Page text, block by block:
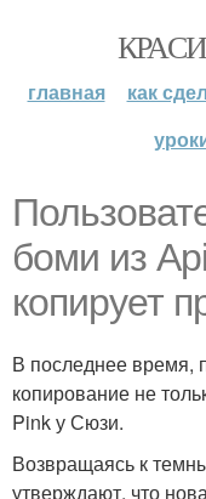
главная как
боми из
копирует
В последнее время,
копирование не
Pink у Сюзи.
Возвращаясь к
утверждают, что